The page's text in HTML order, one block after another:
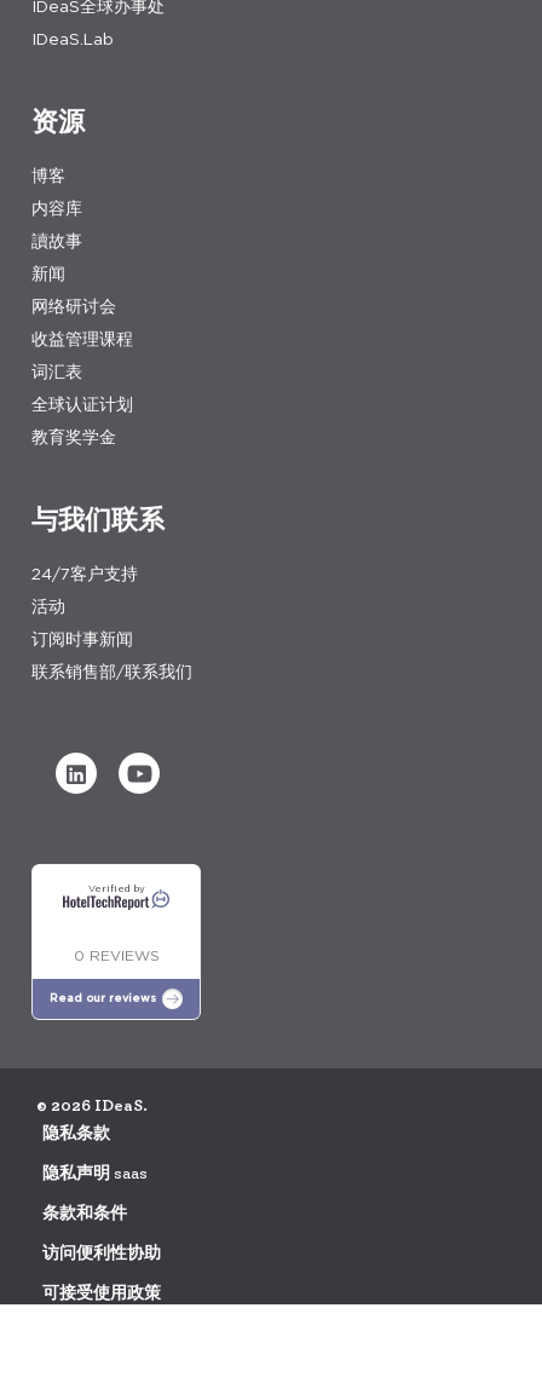
IDeaS全球办事处
IDeaS.Lab
资源
博客
内容库
讀故事
新闻
网络研讨会
收益管理课程
词汇表
全球认证计划
教育奖学金
与我们联系
24/7客户支持
活动
订阅时事新闻
联系销售部/联系我们
Verified by
0 REVIEWS
Read our reviews
© 2026 IDeaS.
隐私条款
隐私声明 saas
条款和条件
访问便利性协助
可接受使用政策